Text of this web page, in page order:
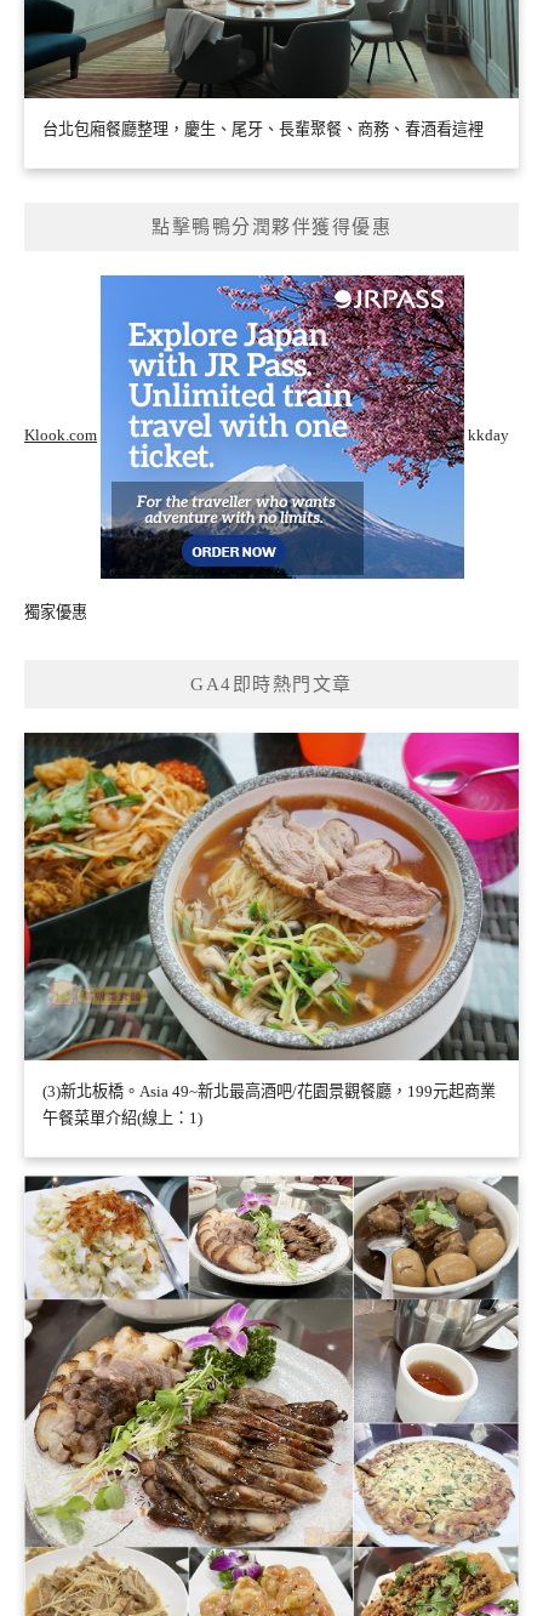
台北包廂餐廳整理，慶生、尾牙、長輩聚餐、商務、春酒看這裡
點擊鴨鴨分潤夥伴獲得優惠
Klook.com kkday
獨家優惠
GA4即時熱門文章
(3)新北板橋。Asia 49~新北最高酒吧/花園景觀餐廳，199元起商業
午餐菜單介紹(線上：1)